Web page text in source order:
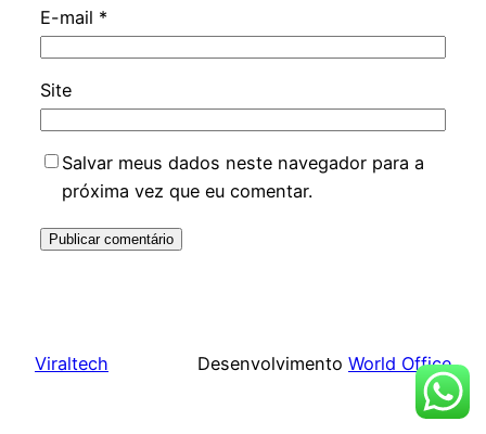
E-mail *
Site
Salvar meus dados neste navegador para a
próxima vez que eu comentar.
Viraltech Desenvolvimento World Office